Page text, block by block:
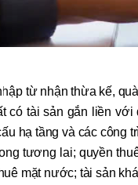
từ nhận thừa kế,
có tài sản gắn liền
hạ tầng và các công
tương lai; quyền
mặt nước; tài sản